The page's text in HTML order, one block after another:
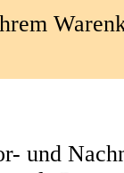
und